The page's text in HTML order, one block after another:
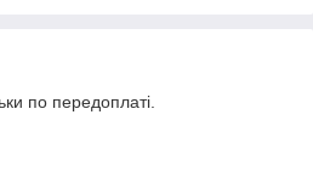
по передоплаті.